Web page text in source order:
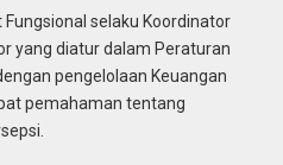
selaku Koordinator
yang diatur dalam Peraturan
pengelolaan Keuangan
pemahaman tentang